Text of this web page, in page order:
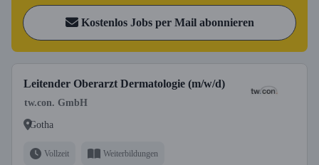
Kostenlos Jobs per Mail abonnieren
Leitender Oberarzt Dermatologie (m/w/d)
tw.con. GmbH
Gotha
Vollzeit Weiterbildungen